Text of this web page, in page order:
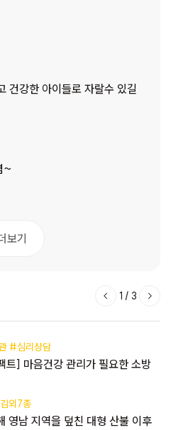
건강한 아이들로 자랄수 있길
~
보기
1 / 3
#심리상담
] 마음건강 관리가 필요한 소방
외7종
남 지역을 덮친 대형 산불 이후